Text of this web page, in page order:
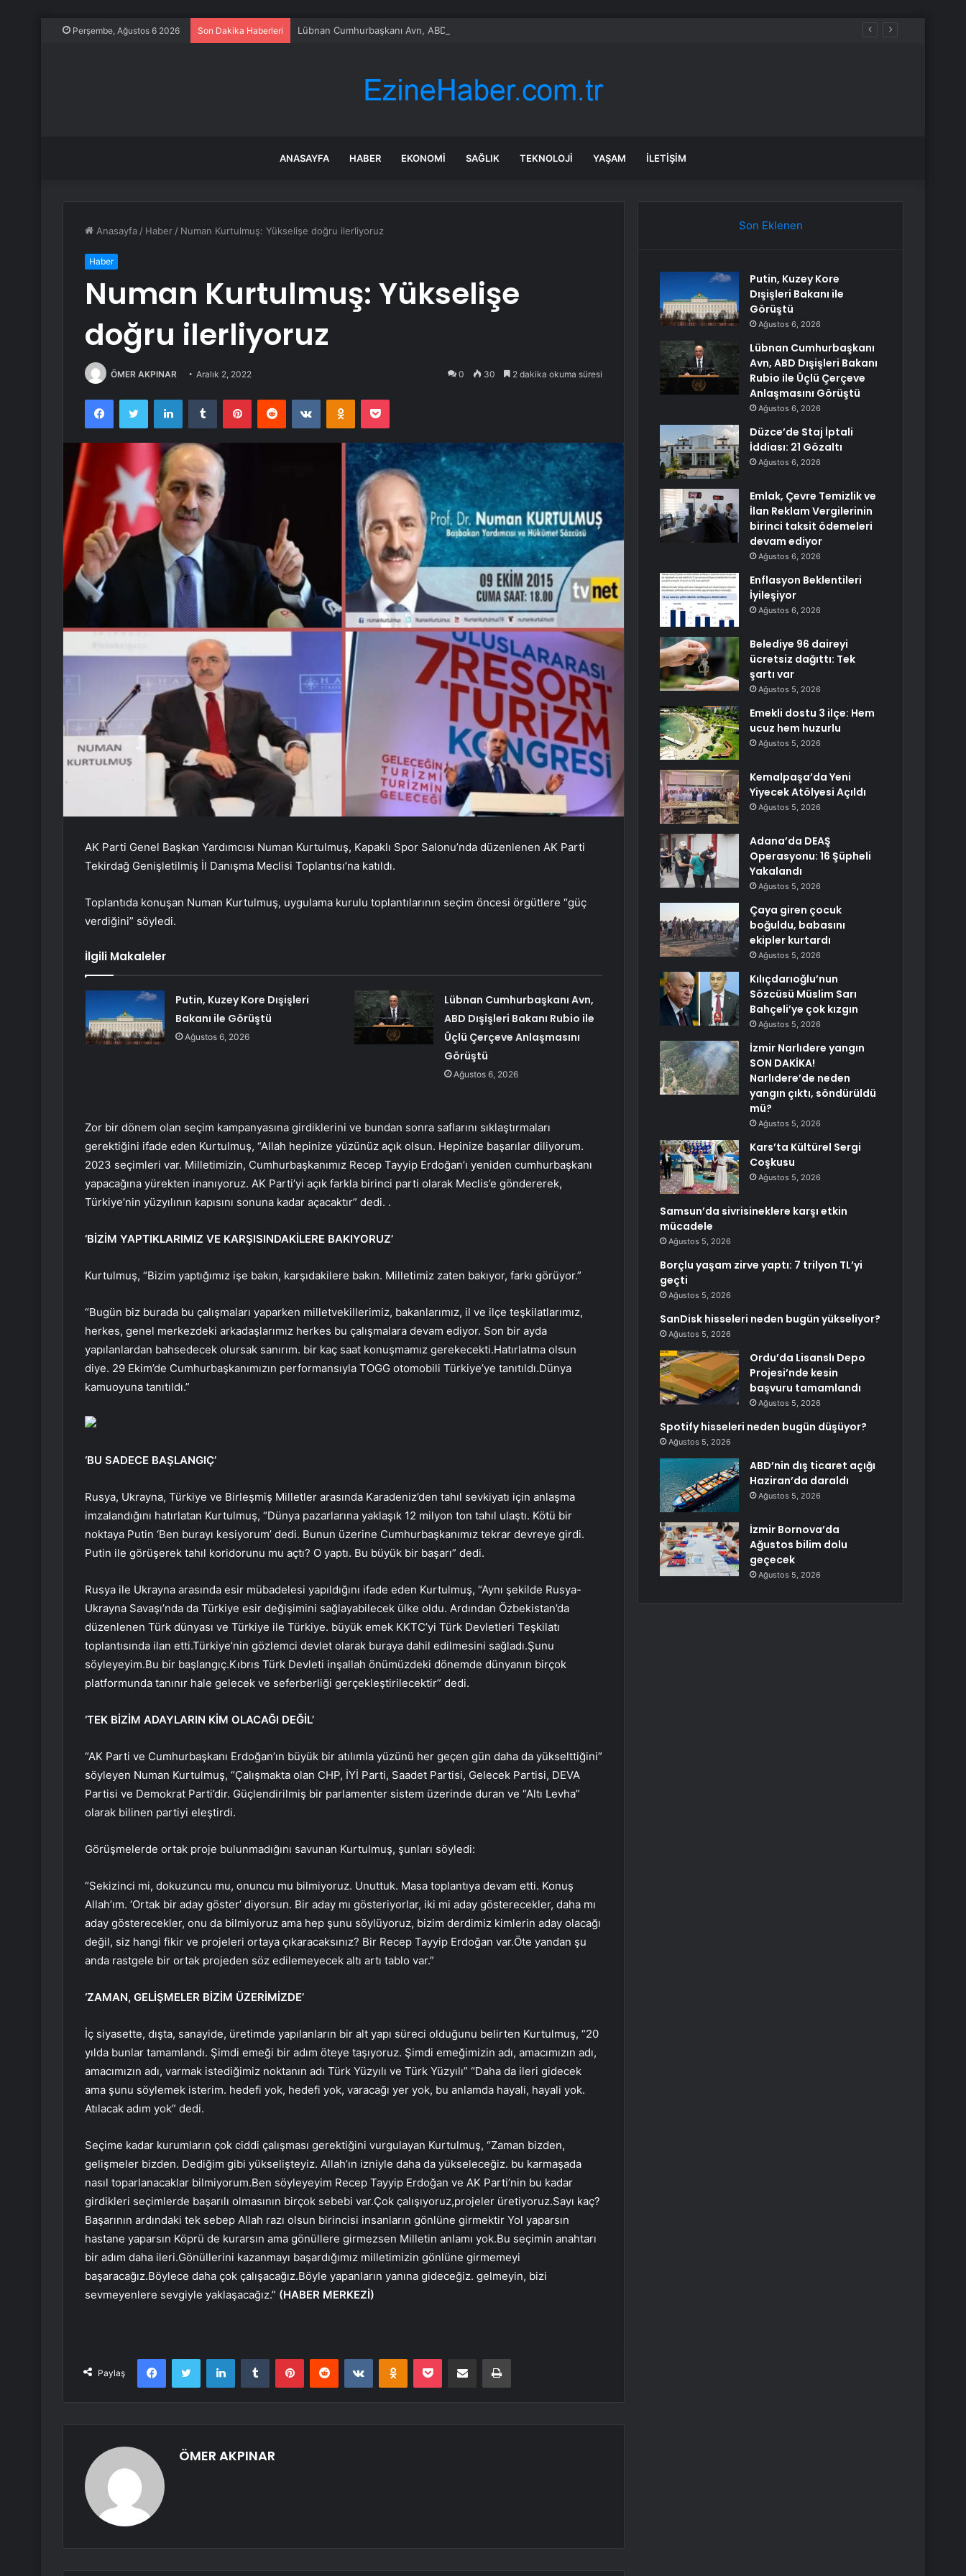
Perşembe, Ağustos 6 2026 Son Dakika Haberleri Lübnan Cumhurbaşkanı Avn, ABD Dışişleri Bakanı Rubio ile Üçlü Çerçeve Anlaşmasını Görüştü
ANASAYFA HABER EKONOMI SAĞLIK TEKNOLOJI YAŞAM İLETIŞIM
Anasayfa / Haber / Numan Kurtulmuş: Yükselişe doğru ilerliyoruz
Haber
Numan Kurtulmuş: Yükselişe
doğru ilerliyoruz
ÖMER AKPINAR Aralık 2, 2022 0 30 2 dakika okuma süresi
FacebookTwitter LinkedInTumblr PinterestReddit VKontakteOdnoklassniki
Pocket
AK Parti Genel Başkan Yardımcısı Numan Kurtulmuş, Kapaklı Spor Salonu’nda düzenlenen AK Parti
Tekirdağ Genişletilmiş İl Danışma Meclisi Toplantısı’na katıldı.
Toplantıda konuşan Numan Kurtulmuş, uygulama kurulu toplantılarının seçim öncesi örgütlere “güç
verdiğini” söyledi.
İlgili Makaleler
Putin, Kuzey Kore Dışişleri
Bakanı ile Görüştü
Ağustos 6, 2026
Lübnan Cumhurbaşkanı Avn,
ABD Dışişleri Bakanı Rubio ile
Üçlü Çerçeve Anlaşmasını
Görüştü
Ağustos 6, 2026
Zor bir dönem olan seçim kampanyasına girdiklerini ve bundan sonra saflarını sıklaştırmaları
gerektiğini ifade eden Kurtulmuş, “Allah hepinize yüzünüz açık olsun. Hepinize başarılar diliyorum.
2023 seçimleri var. Milletimizin, Cumhurbaşkanımız Recep Tayyip Erdoğan’ı yeniden cumhurbaşkanı
yapacağına yürekten inanıyoruz. AK Parti’yi açık farkla birinci parti olarak Meclis’e göndererek,
Türkiye’nin yüzyılının kapısını sonuna kadar açacaktır” dedi. .
‘BİZİM YAPTIKLARIMIZ VE KARŞISINDAKİLERE BAKIYORUZ’
Kurtulmuş, “Bizim yaptığımız işe bakın, karşıdakilere bakın. Milletimiz zaten bakıyor, farkı görüyor.”
“Bugün biz burada bu çalışmaları yaparken milletvekillerimiz, bakanlarımız, il ve ilçe teşkilatlarımız,
herkes, genel merkezdeki arkadaşlarımız herkes bu çalışmalara devam ediyor. Son bir ayda
yapılanlardan bahsedecek olursak sanırım. bir kaç saat konuşmamız gerekecekti.Hatırlatma olsun
diye. 29 Ekim’de Cumhurbaşkanımızın performansıyla TOGG otomobili Türkiye’ye tanıtıldı.Dünya
kamuoyuna tanıtıldı.”
‘BU SADECE BAŞLANGIÇ’
Rusya, Ukrayna, Türkiye ve Birleşmiş Milletler arasında Karadeniz’den tahıl sevkiyatı için anlaşma
imzalandığını hatırlatan Kurtulmuş, “Dünya pazarlarına yaklaşık 12 milyon ton tahıl ulaştı. Kötü bir
noktaya Putin ‘Ben burayı kesiyorum’ dedi. Bunun üzerine Cumhurbaşkanımız tekrar devreye girdi.
Putin ile görüşerek tahıl koridorunu mu açtı? O yaptı. Bu büyük bir başarı” dedi.
Rusya ile Ukrayna arasında esir mübadelesi yapıldığını ifade eden Kurtulmuş, “Aynı şekilde Rusya-
Ukrayna Savaşı’nda da Türkiye esir değişimini sağlayabilecek ülke oldu. Ardından Özbekistan’da
düzenlenen Türk dünyası ve Türkiye ile Türkiye. büyük emek KKTC’yi Türk Devletleri Teşkilatı
toplantısında ilan etti.Türkiye’nin gözlemci devlet olarak buraya dahil edilmesini sağladı.Şunu
söyleyeyim.Bu bir başlangıç.Kıbrıs Türk Devleti inşallah önümüzdeki dönemde dünyanın birçok
platformunda tanınır hale gelecek ve seferberliği gerçekleştirilecektir” dedi.
‘TEK BİZİM ADAYLARIN KİM OLACAĞI DEĞİL’
“AK Parti ve Cumhurbaşkanı Erdoğan’ın büyük bir atılımla yüzünü her geçen gün daha da yükselttiğini”
söyleyen Numan Kurtulmuş, “Çalışmakta olan CHP, İYİ Parti, Saadet Partisi, Gelecek Partisi, DEVA
Partisi ve Demokrat Parti’dir. Güçlendirilmiş bir parlamenter sistem üzerinde duran ve “Altı Levha”
olarak bilinen partiyi eleştirdi.
Görüşmelerde ortak proje bulunmadığını savunan Kurtulmuş, şunları söyledi:
“Sekizinci mi, dokuzuncu mu, onuncu mu bilmiyoruz. Unuttuk. Masa toplantıya devam etti. Konuş
Allah’ım. ‘Ortak bir aday göster’ diyorsun. Bir aday mı gösteriyorlar, iki mi aday gösterecekler, daha mı
aday gösterecekler, onu da bilmiyoruz ama hep şunu söylüyoruz, bizim derdimiz kimlerin aday olacağı
değil, siz hangi fikir ve projeleri ortaya çıkaracaksınız? Bir Recep Tayyip Erdoğan var.Öte yandan şu
anda rastgele bir ortak projeden söz edilemeyecek altı artı tablo var.”
‘ZAMAN, GELİŞMELER BİZİM ÜZERİMİZDE’
İç siyasette, dışta, sanayide, üretimde yapılanların bir alt yapı süreci olduğunu belirten Kurtulmuş, “20
yılda bunlar tamamlandı. Şimdi emeği bir adım öteye taşıyoruz. Şimdi emeğimizin adı, amacımızın adı,
amacımızın adı, varmak istediğimiz noktanın adı Türk Yüzyılı ve Türk Yüzyılı” “Daha da ileri gidecek
ama şunu söylemek isterim. hedefi yok, hedefi yok, varacağı yer yok, bu anlamda hayali, hayali yok.
Atılacak adım yok” dedi.
Seçime kadar kurumların çok ciddi çalışması gerektiğini vurgulayan Kurtulmuş, “Zaman bizden,
gelişmeler bizden. Dediğim gibi yükselişteyiz. Allah’ın izniyle daha da yükseleceğiz. bu karmaşada
nasıl toparlanacaklar bilmiyorum.Ben söyleyeyim Recep Tayyip Erdoğan ve AK Parti’nin bu kadar
girdikleri seçimlerde başarılı olmasının birçok sebebi var.Çok çalışıyoruz,projeler üretiyoruz.Sayı kaç?
Başarının ardındaki tek sebep Allah razı olsun birincisi insanların gönlüne girmektir Yol yaparsın
hastane yaparsın Köprü de kurarsın ama gönüllere girmezsen Milletin anlamı yok.Bu seçimin anahtarı
bir adım daha ileri.Gönüllerini kazanmayı başardığımız milletimizin gönlüne girmemeyi
başaracağız.Böylece daha çok çalışacağız.Böyle yapanların yanına gideceğiz. gelmeyin, bizi
sevmeyenlere sevgiyle yaklaşacağız.” (HABER MERKEZİ)
Paylaş
FacebookTwitter LinkedInTumblr PinterestReddit VKontakteOdnoklassniki
Pocket E-Posta ile paylaş Yazdır
ÖMER AKPINAR
Son Eklenen
Putin, Kuzey Kore
Dışişleri Bakanı ile
Görüştü
Ağustos 6, 2026
Lübnan Cumhurbaşkanı
Avn, ABD Dışişleri Bakanı
Rubio ile Üçlü Çerçeve
Anlaşmasını Görüştü
Ağustos 6, 2026
Düzce’de Staj İptali
İddiası: 21 Gözaltı
Ağustos 6, 2026
Emlak, Çevre Temizlik ve
İlan Reklam Vergilerinin
birinci taksit ödemeleri
devam ediyor
Ağustos 6, 2026
Enflasyon Beklentileri
İyileşiyor
Ağustos 6, 2026
Belediye 96 daireyi
ücretsiz dağıttı: Tek
şartı var
Ağustos 5, 2026
Emekli dostu 3 ilçe: Hem
ucuz hem huzurlu
Ağustos 5, 2026
Kemalpaşa’da Yeni
Yiyecek Atölyesi Açıldı
Ağustos 5, 2026
Adana’da DEAŞ
Operasyonu: 16 Şüpheli
Yakalandı
Ağustos 5, 2026
Çaya giren çocuk
boğuldu, babasını
ekipler kurtardı
Ağustos 5, 2026
Kılıçdarıoğlu’nun
Sözcüsü Müslim Sarı
Bahçeli’ye çok kızgın
Ağustos 5, 2026
İzmir Narlıdere yangın
SON DAKİKA!
Narlıdere’de neden
yangın çıktı, söndürüldü
mü?
Ağustos 5, 2026
Kars’ta Kültürel Sergi
Coşkusu
Ağustos 5, 2026
Samsun’da sivrisineklere karşı etkin
mücadele
Ağustos 5, 2026
Borçlu yaşam zirve yaptı: 7 trilyon TL’yi
geçti
Ağustos 5, 2026
SanDisk hisseleri neden bugün yükseliyor?
Ağustos 5, 2026
Ordu’da Lisanslı Depo
Projesi’nde kesin
başvuru tamamlandı
Ağustos 5, 2026
Spotify hisseleri neden bugün düşüyor?
Ağustos 5, 2026
ABD’nin dış ticaret açığı
Haziran’da daraldı
Ağustos 5, 2026
İzmir Bornova’da
Ağustos bilim dolu
geçecek
Ağustos 5, 2026